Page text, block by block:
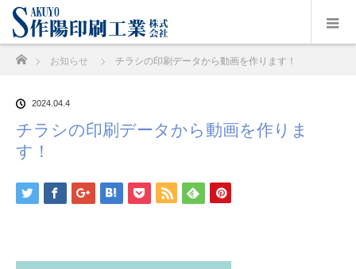
ホーム
お知らせ チラシの印刷データから動画を作ります！
2024.04.4
チラシの印刷データから動画を作りま
す！